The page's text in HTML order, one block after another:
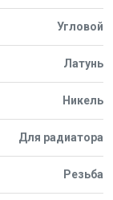
Угловой
Латунь
Никель
Для радиатора
Резьба